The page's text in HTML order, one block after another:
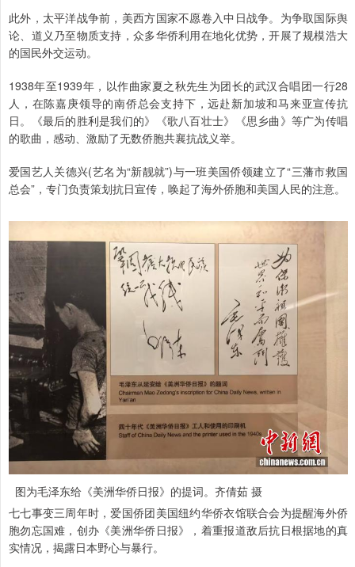
此外，太平洋战争前，美西方国家不愿卷入中日战争。为争取国际舆
论、道义乃至物质支持，众多华侨利用在地化优势，开展了规模浩大
的国民外交运动。
1938年至1939年，以作曲家夏之秋先生为团长的武汉合唱团一行28
人，在陈嘉庚领导的南侨总会支持下，远赴新加坡和马来亚宣传抗
日。《最后的胜利是我们的》《歌八百壮士》《思乡曲》等广为传唱
的歌曲，感动、激励了无数侨胞共襄抗战义举。
爱国艺人关德兴(艺名为“新靓就”)与一班美国侨领建立了“三藩市救国
总会”，专门负责策划抗日宣传，唤起了海外侨胞和美国人民的注意。
图为毛泽东给《美洲华侨日报》的提词。齐倩茹 摄
七七事变三周年时，爱国侨团美国纽约华侨衣馆联合会为提醒海外侨
胞勿忘国难，创办《美洲华侨日报》，着重报道敌后抗日根据地的真
实情况，揭露日本野心与暴行。